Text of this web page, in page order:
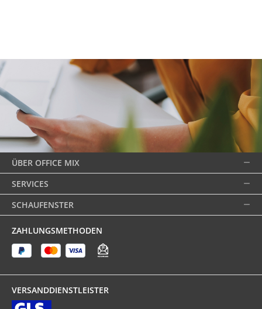
ÜBER OFFICE MIX
SERVICES
SCHAUFENSTER
ZAHLUNGSMETHODEN
VERSANDDIENSTLEISTER